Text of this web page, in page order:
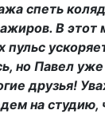
спеть
В этот
пульс
но Павел
друзья!
на студию,